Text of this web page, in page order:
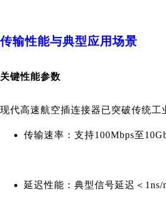
传输性能与典型应用场景
关键性能参数
现代高速航空插连接器已突破传统工
传输速率：支持100Mbps至
延迟性能：典型信号延迟＜